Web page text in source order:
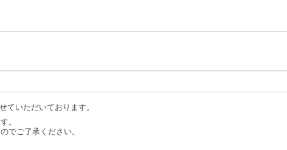
ていただいております。
。
でご了承ください。